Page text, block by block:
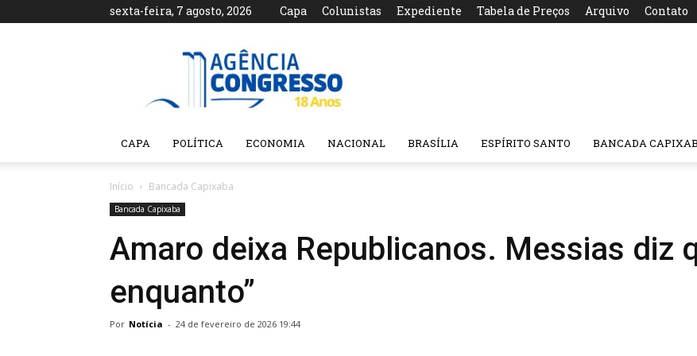
sexta-feira, 7 agosto, 2026 Capa Colunistas Expediente Tabela de Preços Arquivo Contato
Agência
CAPA POLÍTICA ECONOMIA NACIONAL BRASÍLIA ESPÍRITO SANTO BANCADA
Início Bancada Capixaba
Bancada Capixaba
Amaro deixa Republicanos. Messias diz
enquanto”
Por Notícia - 24 de fevereiro de 2026 19:44